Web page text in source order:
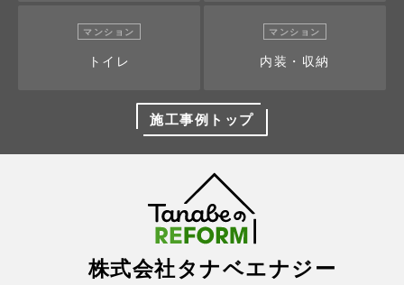
マンション
トイレ
マンション
内装・収納
施工事例トップ
株式会社タナベエナジー